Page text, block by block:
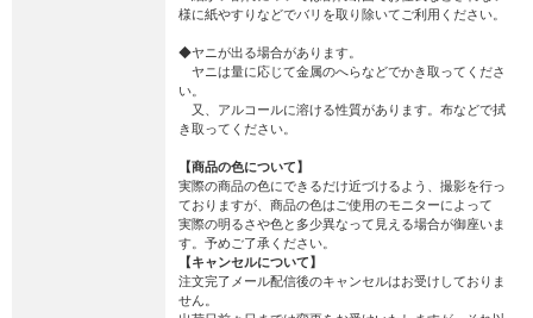
様に紙やすりなどでバリを取り除いてご利用ください。
◆ヤニが出る場合があります。
ヤニは量に応じて金属のへらなどでかき取ってくださ
い。
又、アルコールに溶ける性質があります。布などで拭
き取ってください。
【商品の色について】
実際の商品の色にできるだけ近づけるよう、撮影を行っ
ておりますが、商品の色はご使用のモニターによって
実際の明るさや色と多少異なって見える場合が御座いま
す。予めご了承ください。
【キャンセルについて】
注文完了メール配信後のキャンセルはお受けしておりま
せん。